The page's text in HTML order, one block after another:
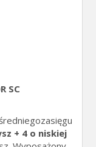
SC
+ 4 o niskiej